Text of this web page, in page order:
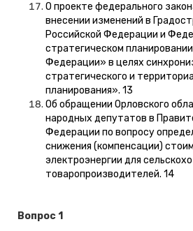
О проекте федерального
внесении изменений в
Российской Федерации и
стратегическом
Федерации» в целях
стратегического и
планирования». 13
Об обращении Орловского
народных депутатов в
Федерации по вопросу
снижения (компенсации)
электроэнергии для
товаропроизводителей. 14
Вопрос 1